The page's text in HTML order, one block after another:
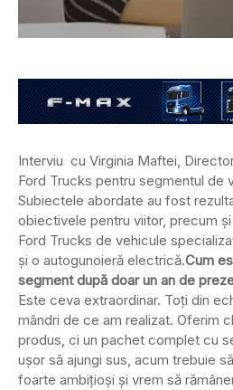
Interviu cu Virginia Maftei,
Ford Trucks pentru segmentul de
Subiectele abordate au fost
obiectivele pentru viitor, precum
Ford Trucks de vehicule
și o autogunoieră electrică.Cum
segment după doar un an de
Este ceva extraordinar. Toți din
mândri de ce am realizat. Oferim
produs, ci un pachet complet cu
ușor să ajungi sus, acum trebuie
foarte ambițioși și vrem să